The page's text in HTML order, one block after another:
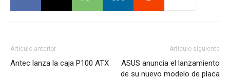
Artículo anterior
Antec lanza la caja P100 ATX
Artículo siguiente
ASUS anuncia el lanzamiento
de su nuevo modelo de placa